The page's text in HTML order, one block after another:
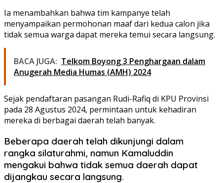
Ia menambahkan bahwa tim kampanye telah
menyampaikan permohonan maaf dari kedua calon jika
tidak semua warga dapat mereka temui secara langsung.
BACA JUGA: Telkom Boyong 3 Penghargaan dalam
Anugerah Media Humas (AMH) 2024
Sejak pendaftaran pasangan Rudi-Rafiq di KPU Provinsi
pada 28 Agustus 2024, permintaan untuk kehadiran
mereka di berbagai daerah telah banyak.
Beberapa daerah telah dikunjungi dalam
rangka silaturahmi, namun Kamaluddin
mengakui bahwa tidak semua daerah dapat
dijangkau secara langsung.